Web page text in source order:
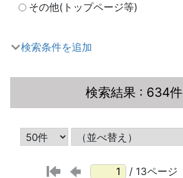
その他(トップページ等)
検索条件を追加
検索結果 : 634件
/ 13ページ